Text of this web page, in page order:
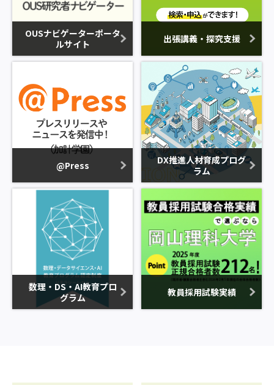
OUSナビゲーターポータ
ルサイト
出張講義・探究支援
@Press
DX推進人材育成プログ
ラム
数理・DS・AI教育プロ
グラム
教員採用試験実績